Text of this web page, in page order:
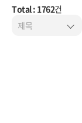
Total : 1762건